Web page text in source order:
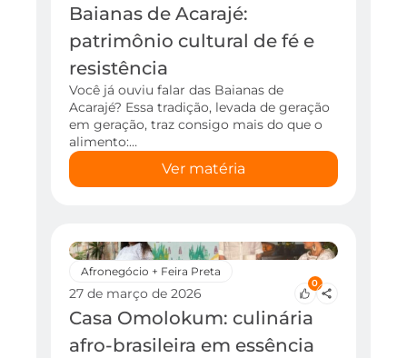
Baianas de Acarajé:
patrimônio cultural de fé e
resistência
Você já ouviu falar das Baianas de
Acarajé? Essa tradição, levada de geração
em geração, traz consigo mais do que o
alimento:…
Ver matéria
Afronegócio + Feira Preta
27 de março de 2026
0
Casa Omolokum: culinária
afro-brasileira em essência